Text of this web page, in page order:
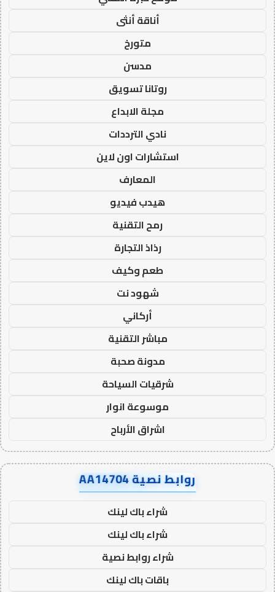
أناقة أنثى
متورخ
مدسن
روتانا تسويق
مجلة الابداع
نادي الترددات
استشارات اون لاين
المعارف
هيدب فيديو
رمح التقنية
رذاذ التجارة
طعم وكيف
شهود نت
أركاني
مباشر التقنية
مدونة صحبة
شرقيات السياحة
موسوعة انوار
اشراق الأرباح
روابط نصية AA14704
شراء باك لينك
شراء باك لينك
شراء روابط نصية
باقات باك لينك